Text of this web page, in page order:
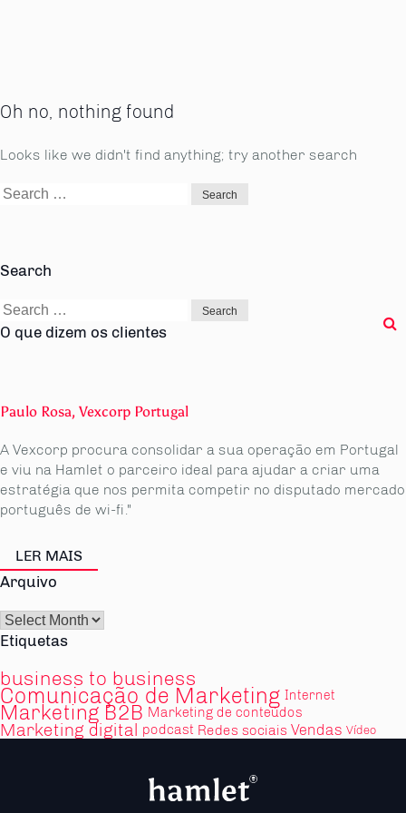
Oh no, nothing found
Looks like we didn't find anything; try another search
Search
Search
Search
for:
O que dizem os clientes
Paulo Rosa, Vexcorp Portugal
A Vexcorp procura consolidar a sua operação em Portugal
e viu na Hamlet o parceiro ideal para ajudar a criar uma
estratégia que nos permita competir no disputado mercado
português de wi-fi."
LER MAIS
Arquivo
Arquivo
Etiquetas
business to business
Comunicação de Marketing Internet
Marketing B2B Marketing de conteúdos
Marketing digital podcast Redes sociais Vendas Vídeo